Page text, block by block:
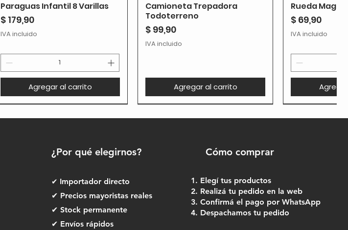
Paraguas Infantil 8 Varillas
Precio
$ 179,90
IVA incluido
Agregar al carrito
Camioneta Trepadora
Todoterreno
Precio
$ 99,90
IVA incluido
Agregar al carrito
Rueda
Precio
$ 69,90
IVA incluido
¿Por qué elegirnos?
✔ Importador directo
✔ Precios mayoristas reales
✔ Stock permanente
✔ Envíos rápidos
Cómo comprar
Elegí tus productos
Realizá tu pedido en la web
Confirmá el pago por WhatsApp
Despachamos tu pedido